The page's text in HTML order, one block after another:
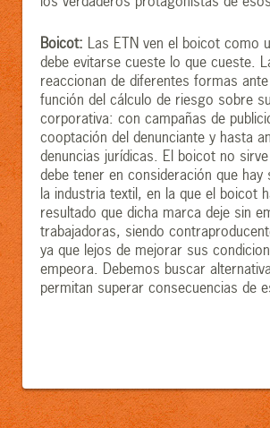
Boicot: Las ETN ven el boicot como
debe evitarse cueste lo que cueste.
reaccionan de diferentes formas
función del cálculo de riesgo sobre
corporativa: con campañas de
cooptación del denunciante y hasta
denuncias jurídicas. El boicot no
debe tener en consideración que
la industria textil, en la que el boicot
resultado que dicha marca deje sin
trabajadoras, siendo
ya que lejos de mejorar sus
empeora. Debemos buscar
permitan superar consecuencias de